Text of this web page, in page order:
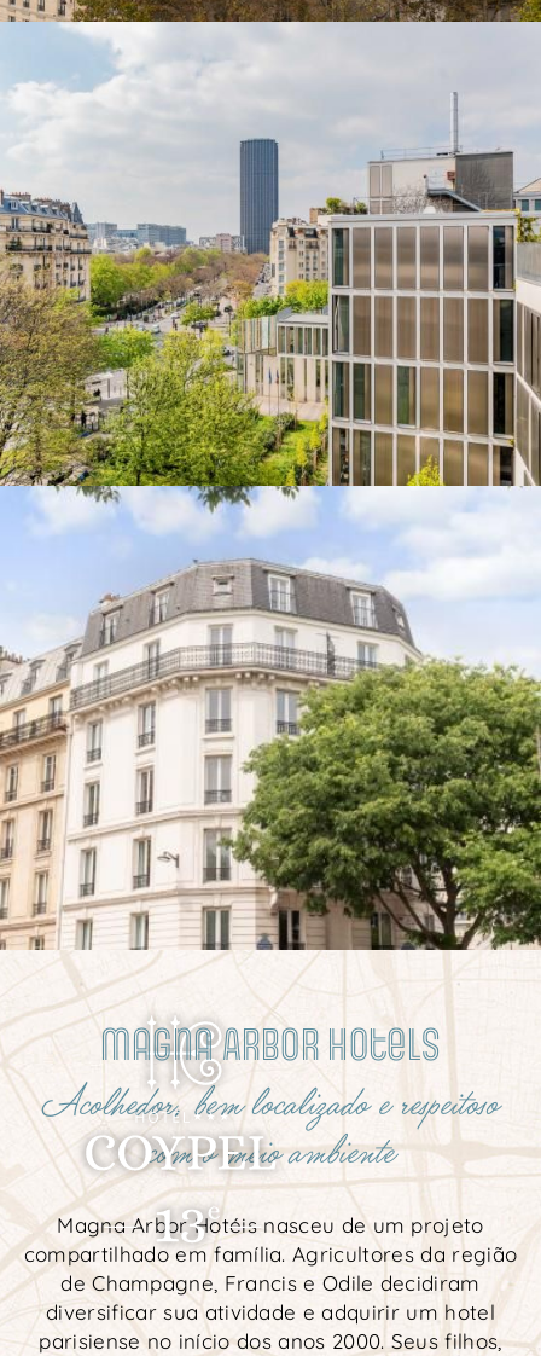
VÉRIFIER LA DISPONIBILITÉ
Magna Arbor Hotels
Acolhedor, bem localizado e respeitoso
com o meio ambiente
Magna Arbor Hotéis nasceu de um projeto
compartilhado em família. Agricultores da região
de Champagne, Francis e Odile decidiram
diversificar sua atividade e adquirir um hotel
parisiense no início dos anos 2000. Seus filhos,